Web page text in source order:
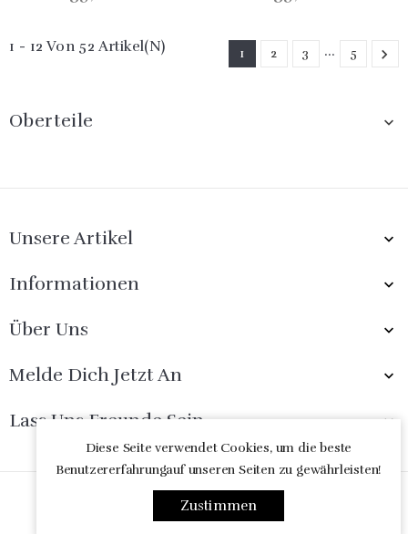
1 - 12 Von 52 Artikel(n) 1 2 3 … 5 
Oberteile 
Unsere Artikel 
Informationen 
Über Uns 
Melde Dich Jetzt An 
Lass Uns Freunde Sein 
Diese Seite verwendet Cookies, um die beste
Benutzererfahrungauf unseren Seiten zu gewährleisten!
Zustimmen
© 2026 - online-shop von PrestaShop™